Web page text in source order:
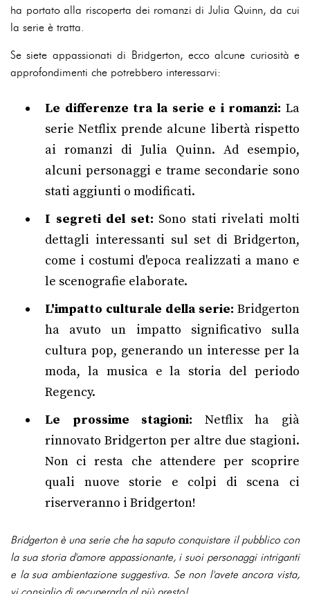
ha portato alla riscoperta dei romanzi di Julia Quinn, da cui
la serie è tratta.
Se siete appassionati di Bridgerton, ecco alcune curiosità e
approfondimenti che potrebbero interessarvi:
Le differenze tra la serie e i romanzi: La
serie Netflix prende alcune libertà rispetto
ai romanzi di Julia Quinn. Ad esempio,
alcuni personaggi e trame secondarie sono
stati aggiunti o modificati.
I segreti del set: Sono stati rivelati molti
dettagli interessanti sul set di Bridgerton,
come i costumi d'epoca realizzati a mano e
le scenografie elaborate.
L'impatto culturale della serie: Bridgerton
ha avuto un impatto significativo sulla
cultura pop, generando un interesse per la
moda, la musica e la storia del periodo
Regency.
Le prossime stagioni: Netflix ha già
rinnovato Bridgerton per altre due stagioni.
Non ci resta che attendere per scoprire
quali nuove storie e colpi di scena ci
riserveranno i Bridgerton!
Bridgerton è una serie che ha saputo conquistare il pubblico con
la sua storia d'amore appassionante, i suoi personaggi intriganti
e la sua ambientazione suggestiva. Se non l'avete ancora vista,